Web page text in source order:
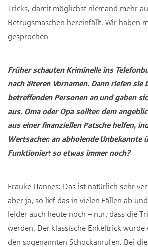
Tricks, damit möglichst niemand mehr
Betrugsmaschen hereinfällt. Wir haben
gesprochen.
Früher schauten Kriminelle ins
nach älteren Vornamen. Dann riefen sie
betreffenden Personen an und gaben
aus. Oma oder Opa sollten dem
aus einer finanziellen Patsche helfen,
Wertsachen an abholende Unbekannte
Funktioniert so etwas immer noch?
Frauke Hannes: Das ist natürlich sehr
aber ja, so lief das in vielen Fällen ab
leider auch heute noch – nur, dass die
werden. Der klassische Enkeltrick wurde
den sogenannten Schockanrufen. Bei